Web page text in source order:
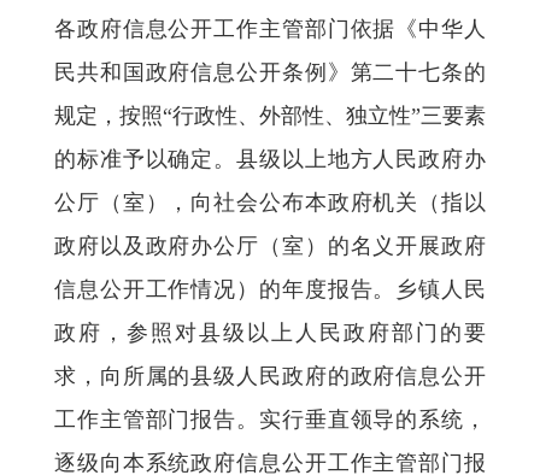
各政府信息公开工作主管部门依据《中华人
民共和国政府信息公开条例》第二十七条的
规定，按照“行政性、外部性、独立性”三要素
的标准予以确定。县级以上地方人民政府办
公厅（室），向社会公布本政府机关（指以
政府以及政府办公厅（室）的名义开展政府
信息公开工作情况）的年度报告。乡镇人民
政府，参照对县级以上人民政府部门的要
求，向所属的县级人民政府的政府信息公开
工作主管部门报告。实行垂直领导的系统，
逐级向本系统政府信息公开工作主管部门报